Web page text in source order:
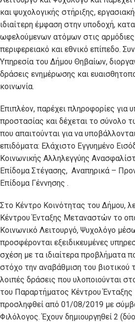
και ψυχολογικής στήριξης,
ιδιαίτερη έμφαση στην υποδοχή,
ωφελούμενων ατόμων στις αρμόδιες
περιφερειακό και εθνικό επίπεδο.
Υπηρεσία του Δήμου Θηβαίων,
δράσεις ενημέρωσης και
κοινωνία.
Επιπλέον, παρέχει πληροφορίες για
προστασίας και δέχεται το σύνολο
που απαιτούνται για να
επιδόματα: Ελάχιστο Εγγυημένο
Κοινωνικής Αλληλεγγύης
Επίδομα Στέγασης, Αναπηρικά –
Επίδομα Γέννησης .
Στο Κέντρο Κοινότητας του Δήμου,
Κέντρου Ένταξης Μεταναστών το
Κοινωνικό Λειτουργό, Ψυχολόγo
προσφέρονται εξειδικευμένες
σχέση με τα ιδιαίτερα προβλήματα
στόχο την αναβάθμιση του βιοτικού
λοιπές δράσεις που υλοποιούνται
του Παραρτήματος Κέντρου
προσληφθεί από 01/08/2019 με
Φιλόλογος. Έχουν δημιουργηθεί 2